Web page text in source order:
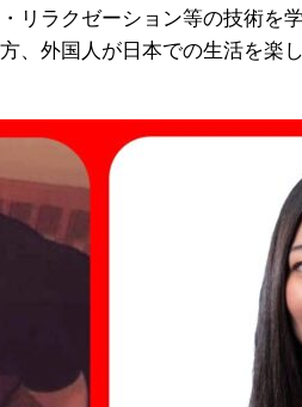
ラクゼーション等の技術を
外国人が日本での生活を楽